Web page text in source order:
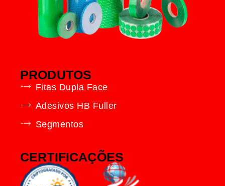
PRODUTOS
Fitas Dupla Face
Adesivos HB Fuller
Segmentos
CERTIFICAÇÕES